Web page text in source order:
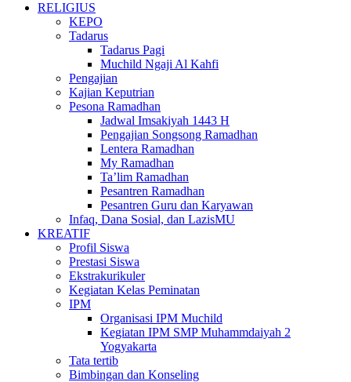
RELIGIUS
KEPO
Tadarus
Tadarus Pagi
Muchild Ngaji Al Kahfi
Pengajian
Kajian Keputrian
Pesona Ramadhan
Jadwal Imsakiyah 1443 H
Pengajian Songsong Ramadhan
Lentera Ramadhan
My Ramadhan
Ta’lim Ramadhan
Pesantren Ramadhan
Pesantren Guru dan Karyawan
Infaq, Dana Sosial, dan LazisMU
KREATIF
Profil Siswa
Prestasi Siswa
Ekstrakurikuler
Kegiatan Kelas Peminatan
IPM
Organisasi IPM Muchild
Kegiatan IPM SMP Muhammdaiyah 2
Yogyakarta
Tata tertib
Bimbingan dan Konseling